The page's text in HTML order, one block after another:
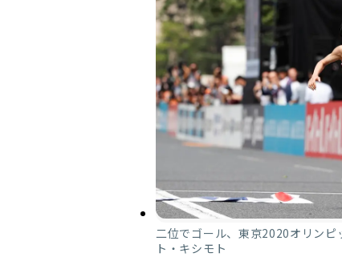
二位でゴール、東京2020オリン
ト・キシモト